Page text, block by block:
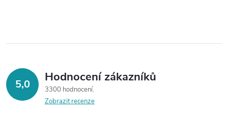
5,0 Hodnocení zákazníků
3300 hodnocení
Zobrazit recenze